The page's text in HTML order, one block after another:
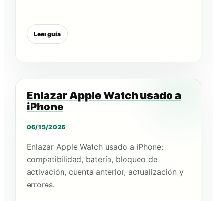
Leer guía
Enlazar Apple Watch usado a
iPhone
06/15/2026
Enlazar Apple Watch usado a iPhone:
compatibilidad, batería, bloqueo de
activación, cuenta anterior, actualización y
errores.